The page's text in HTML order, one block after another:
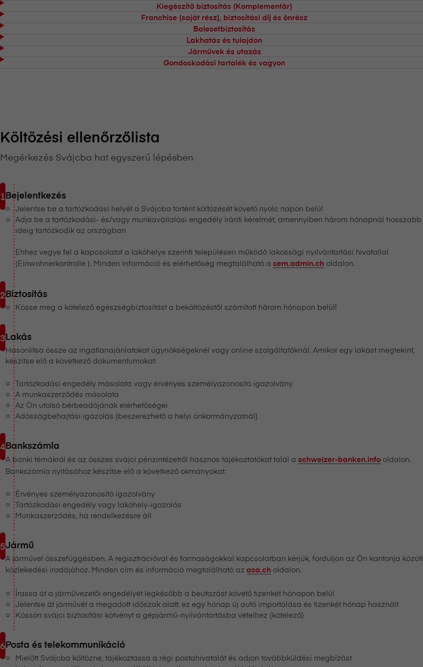
Kiegészítő biztosítás (Komplementär)
Franchise (saját rész), biztosítási díj és önrész
Balesetbiztosítás
Lakhatás és tulajdon
Járművek és utazás
Gondoskodási tartalék és vagyon
Költözési ellenőrzőlista
Megérkezés Svájcba hat egyszerű lépésben
Bejelentkezés
Jelentse be a tartózkodási helyét a Svájcba történt költözését követő nyolc napon belül
Adja be a tartózkodási- és/vagy munkavállalási engedély iránti kérelmét, amennyiben három hónapnál hosszabb
ideig tartózkodik az országban
Ehhez vegye fel a kapcsolatot a lakóhelye szerinti településen működő lakossági nyilvántartási hivatallal
(Einwohnerkontrolle ). Minden információ és elérhetőség megtalálható a sem.admin.ch oldalon.
Biztosítás
Kösse meg a kötelező egészségbiztosítást a beköltözéstől számított három hónapon belül!
Lakás
Hasonlítsa össze az ingatlanajánlatokat ügynökségeknél vagy online szolgáltatóknál. Amikor egy lakást megtekint,
készítse elő a következő dokumentumokat:
Tartózkodási engedély másolata vagy érvényes személyazonosító igazolvány
A munkaszerződés másolata
Az Ön utolsó bérbeadójának elérhetőségei
Adósságbehajtási igazolás (beszerezhető a helyi önkormányzatnál)
Bankszámla
A banki témákról és az összes svájci pénzintézetről hasznos tájékoztatókat talál a schweizer-banken.info oldalon.
Bankszámla nyitásához készítse elő a következő okmányokat:
Érvényes személyazonosító igazolvány
Tartózkodási engedély vagy lakóhely-igazolás
Munkaszerződés, ha rendelkezésre áll
Jármű
A járművel összefüggésben. A regisztrációval és formaságokkal kapcsolatban kérjük, forduljon az Ön kantonja közúti
közlekedési irodájához. Minden cím és információ megtalálható az asa.ch oldalon.
Írassa át a járművezetői engedélyét legkésőbb a beutazást követő tizenkét hónapon belül
Jelentse át járművét a megadott időszak alatt: ez egy hónap új autó importálása és tizenkét hónap használt
Kössön svájci biztosítási kötvényt a gépjármű-nyilvántartásba vételhez (kötelező)
Posta és telekommunikáció
Mielőtt Svájcba költözne, tájékoztassa a régi postahivatalát és adjon továbbküldési megbízást